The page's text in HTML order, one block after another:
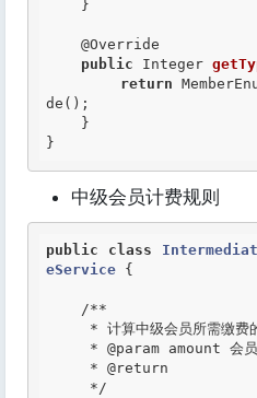
@Override
public Integer
return
de();
}
中级会员计费规则
public class
eService {
/**
     *
@param amount 会
     *
@return
     */